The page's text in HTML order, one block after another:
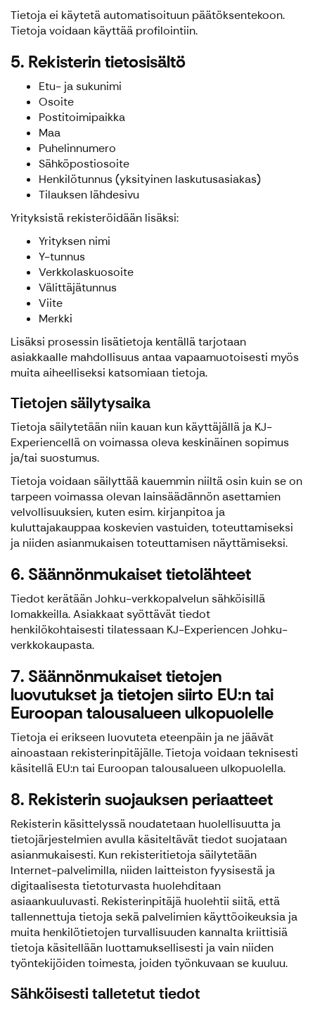
Tietoja ei käytetä automatisoituun päätöksentekoon.
Tietoja voidaan käyttää profilointiin.
5. Rekisterin tietosisältö
Etu- ja sukunimi
Osoite
Postitoimipaikka
Maa
Puhelinnumero
Sähköpostiosoite
Henkilötunnus (yksityinen laskutusasiakas)
Tilauksen lähdesivu
Yrityksistä rekisteröidään lisäksi:
Yrityksen nimi
Y-tunnus
Verkkolaskuosoite
Välittäjätunnus
Viite
Merkki
Lisäksi prosessin lisätietoja kentällä tarjotaan
asiakkaalle mahdollisuus antaa vapaamuotoisesti myös
muita aiheelliseksi katsomiaan tietoja.
Tietojen säilytysaika
Tietoja säilytetään niin kauan kun käyttäjällä ja KJ-
Experiencellä on voimassa oleva keskinäinen sopimus
ja/tai suostumus.
Tietoja voidaan säilyttää kauemmin niiltä osin kuin se on
tarpeen voimassa olevan lainsäädännön asettamien
velvollisuuksien, kuten esim. kirjanpitoa ja
kuluttajakauppaa koskevien vastuiden, toteuttamiseksi
ja niiden asianmukaisen toteuttamisen näyttämiseksi.
6. Säännönmukaiset tietolähteet
Tiedot kerätään Johku-verkkopalvelun sähköisillä
lomakkeilla. Asiakkaat syöttävät tiedot
henkilökohtaisesti tilatessaan KJ-Experiencen Johku-
verkkokaupasta.
7. Säännönmukaiset tietojen
luovutukset ja tietojen siirto EU:n tai
Euroopan talousalueen ulkopuolelle
Tietoja ei erikseen luovuteta eteenpäin ja ne jäävät
ainoastaan rekisterinpitäjälle. Tietoja voidaan teknisesti
käsitellä EU:n tai Euroopan talousalueen ulkopuolella.
8. Rekisterin suojauksen periaatteet
Rekisterin käsittelyssä noudatetaan huolellisuutta ja
tietojärjestelmien avulla käsiteltävät tiedot suojataan
asianmukaisesti. Kun rekisteritietoja säilytetään
Internet-palvelimilla, niiden laitteiston fyysisestä ja
digitaalisesta tietoturvasta huolehditaan
asiaankuuluvasti. Rekisterinpitäjä huolehtii siitä, että
tallennettuja tietoja sekä palvelimien käyttöoikeuksia ja
muita henkilötietojen turvallisuuden kannalta kriittisiä
tietoja käsitellään luottamuksellisesti ja vain niiden
työntekijöiden toimesta, joiden työnkuvaan se kuuluu.
Sähköisesti talletetut tiedot